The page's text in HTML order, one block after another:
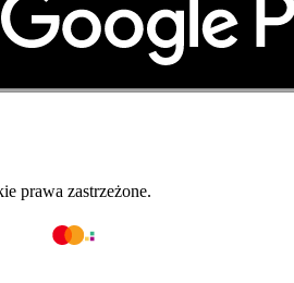
prawa zastrzeżone.